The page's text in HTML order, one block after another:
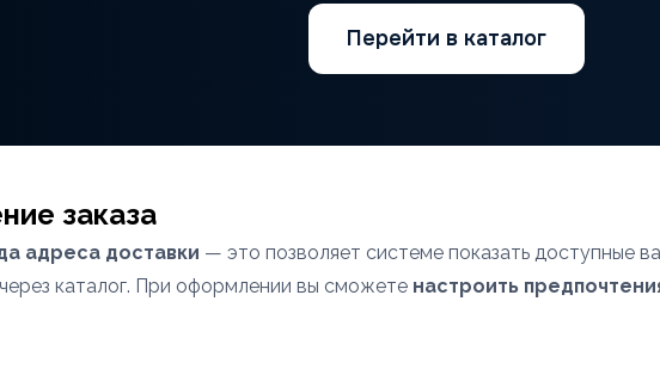
Перейти в каталог
заказа
адреса доставки — это позволяет системе показать доступные
каталог. При оформлении вы сможете настроить